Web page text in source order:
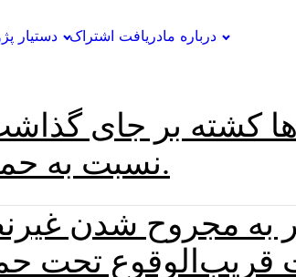
دستیار دریافت اشتراکدرباره ما
کشته بر جای
نسبت به حملات بیشتر هشدار داد.
مجروح شدن